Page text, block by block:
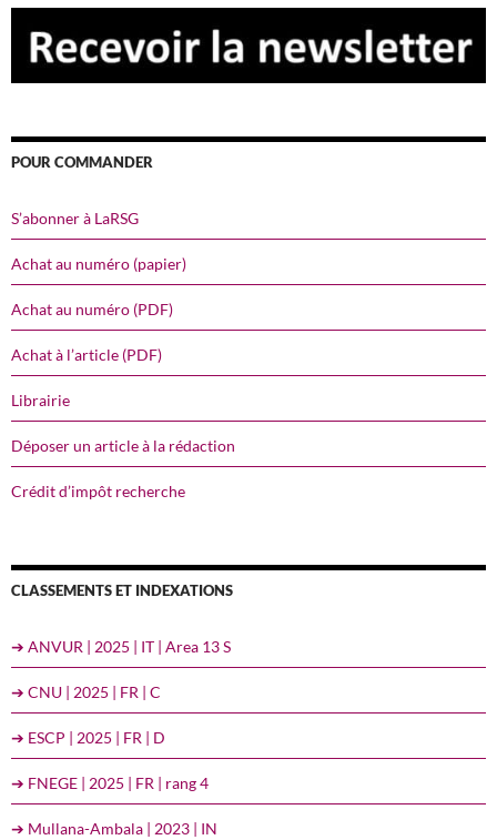
POUR COMMANDER
S’abonner à LaRSG
Achat au numéro (papier)
Achat au numéro (PDF)
Achat à l’article (PDF)
Librairie
Déposer un article à la rédaction
Crédit d’impôt recherche
CLASSEMENTS ET INDEXATIONS
➔ ANVUR | 2025 | IT | Area 13 S
➔ CNU | 2025 | FR | C
➔ ESCP | 2025 | FR | D
➔ FNEGE | 2025 | FR | rang 4
➔ Mullana-Ambala | 2023 | IN